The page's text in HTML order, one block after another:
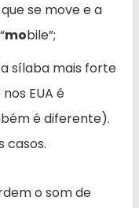
se move e a
mobile”;
sílaba mais forte
EUA é
é diferente).
casos.
o som de